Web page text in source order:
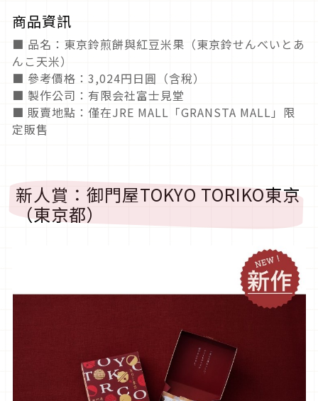
商品資訊
■ 品名：東京鈴煎餅與紅豆米果（東京鈴せんべいとあ
んこ天米）
■ 參考價格：3,024円日圓（含稅）
■ 製作公司：有限会社富士見堂
■ 販賣地點：僅在JRE MALL「GRANSTA MALL」限
定販售
新人賞：御門屋TOKYO TORIKO東京
（東京都）